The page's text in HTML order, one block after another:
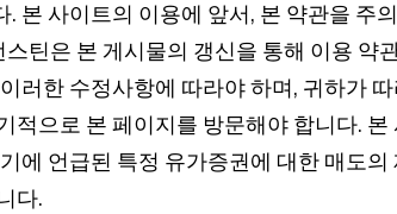
. 본 사이트의 이용에 앞서, 본 약관을 주
틴은 본 게시물의 갱신을 통해 이용 약
러한 수정사항에 따라야 하며, 귀하가
적으로 본 페이지를 방문해야 합니다.
에 언급된 특정 유가증권에 대한 매도의
다.